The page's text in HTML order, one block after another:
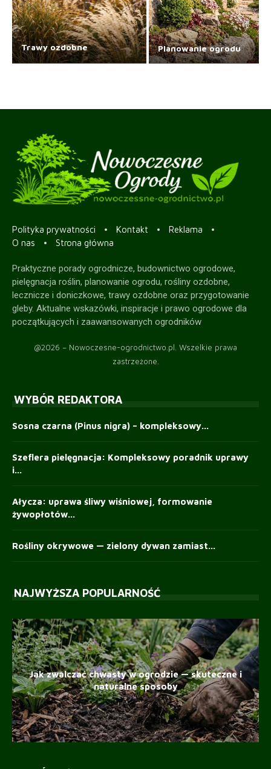
Trawy ozdobne Planowanie ogrodu
Polityka prywatności Kontakt
Reklama
O nas
Strona główna
Praktyczne porady ogrodnicze, budownictwo ogrodowe,
pielęgnacja roślin, planowanie ogrodu, rośliny ozdobne,
lecznicze i doniczkowe, trawy ozdobne oraz przygotowanie
gleby. Aktualne wskazówki, inspiracje i prawo ogrodowe dla
początkujących i zaawansowanych ogrodników
@2026 – Nowoczesne-ogrodnictwo.pl. Wszelkie prawa
zastrzeżone.
WYBÓR REDAKTORA
Sosna czarna (Pinus nigra) – kompleksowy...
Szeflera pielęgnacja: Kompleksowy poradnik uprawy
i...
Ałycza: uprawa śliwy wiśniowej, formowanie
żywopłotów...
Rośliny okrywowe — zielony dywan zamiast...
NAJWYŻSZA POPULARNOŚĆ
Jak zwalczać chwasty w ogrodzie — skuteczne i
naturalne sposoby